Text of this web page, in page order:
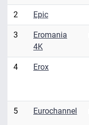
2 Epic
3
Eromania
4K
4 Erox
5 Eurochannel